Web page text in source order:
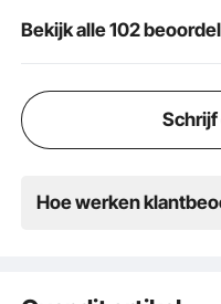
Bekijk alle 102
Schrijf
Hoe werken